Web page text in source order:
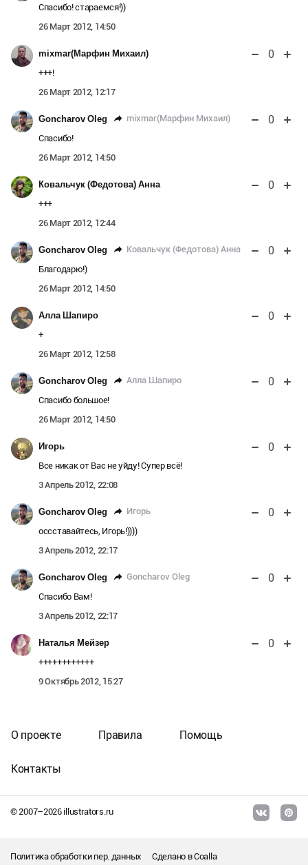
Спасибо! стараемся!))
26 Март 2012, 14:50
mixmar(Марфин Михаил) 0
+++!
26 Март 2012, 12:17
Goncharov Oleg mixmar(Марфин Михаил) 0
Спасибо!
26 Март 2012, 14:50
Ковальчук (Федотова) Анна 0
+++
26 Март 2012, 12:44
Goncharov Oleg Ковальчук (Федотова) Анна 0
Благодарю!)
26 Март 2012, 14:50
Алла Шапиро 0
+
26 Март 2012, 12:58
Goncharov Oleg Алла Шапиро 0
Спасибо большое!
26 Март 2012, 14:50
Игорь 0
Все никак от Вас не уйду! Супер всё!
3 Апрель 2012, 22:08
Goncharov Oleg Игорь 0
оссставайтесь, Игорь!))))
3 Апрель 2012, 22:17
Goncharov Oleg Goncharov Oleg 0
Спасибо Вам!
3 Апрель 2012, 22:17
Наталья Мейзер 0
++++++++++++
9 Октябрь 2012, 15:27
© 2007–2026illustrators.ru
О проекте Правила Помощь
Контакты
Политика обработки пер. данных Сделано вCoalla